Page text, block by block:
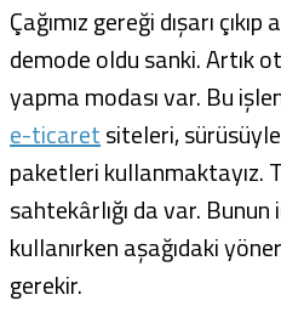
Çağımız gereği dışarı
demode oldu sanki. Artık
yapma modası var. Bu
e-ticaretsiteleri, sürüsüyle
paketleri kullanmaktayız.
sahtekârlığı da var. Bunun
kullanırken aşağıdaki
gerekir.